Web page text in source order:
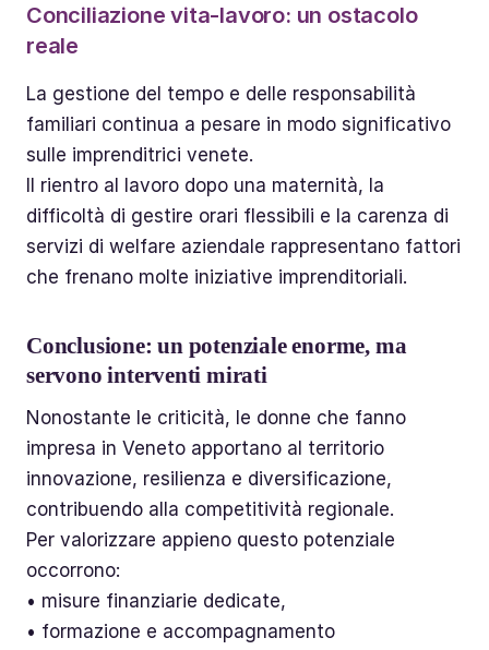
Conciliazione vita-lavoro: un ostacolo
reale
La gestione del tempo e delle responsabilità
familiari continua a pesare in modo significativo
sulle imprenditrici venete.
Il rientro al lavoro dopo una maternità, la
difficoltà di gestire orari flessibili e la carenza di
servizi di welfare aziendale rappresentano fattori
che frenano molte iniziative imprenditoriali.
Conclusione: un potenziale enorme, ma
servono interventi mirati
Nonostante le criticità, le donne che fanno
impresa in Veneto apportano al territorio
innovazione, resilienza e diversificazione,
contribuendo alla competitività regionale.
Per valorizzare appieno questo potenziale
occorrono:
• misure finanziarie dedicate,
• formazione e accompagnamento